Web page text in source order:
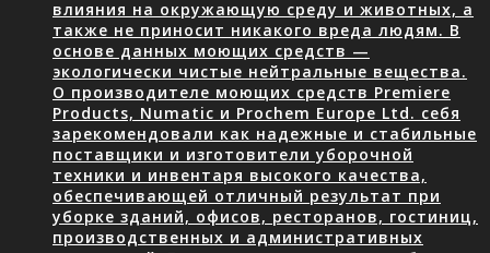
влияния на окружающую среду и животных, а
также не приносит никакого вреда людям. В
основе данных моющих средств —
экологически чистые нейтральные вещества.
О производителе моющих средств Premiere
Products, Numatic и Prochem Europe Ltd. себя
зарекомендовали как надежные и стабильные
поставщики и изготовители уборочной
техники и инвентаря высокого качества,
обеспечивающей отличный результат при
уборке зданий, офисов, ресторанов, гостиниц,
производственных и административных